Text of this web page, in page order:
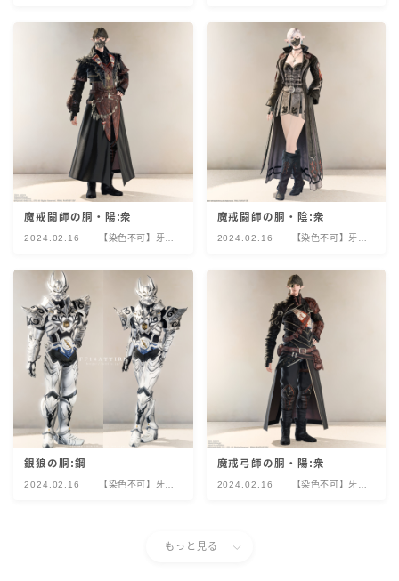
レーション
レーション
魔戒闘師の胴・陽:衆
2024.02.16
【染色不可】牙狼
レーション
魔戒闘師の胴・陰:衆
2024.02.16
【染色不可】牙狼
レーション
銀狼の胴:鋼
2024.02.16
【染色不可】牙狼
魔戒弓師の胴・陽:衆
2024.02.16
【染色不可】牙狼
もっと見る